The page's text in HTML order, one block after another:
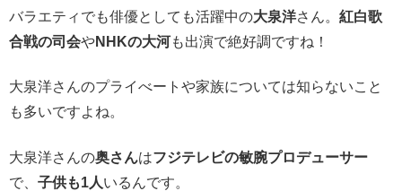
バラエティでも俳優としても活躍中の大泉洋さん。 紅白歌
合戦の司会やNHKの大河も出演で絶好調ですね！
大泉洋さんのプライべートや家族については知らないこと
も多いですよね。
大泉洋さんの奥さんはフジテレビの敏腕プロデューサー
で、 子供も1人いるんです。